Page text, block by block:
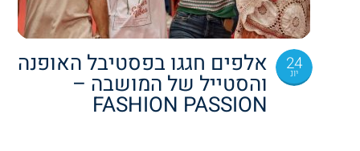
24
יונ אלפים חגגו בפסטיבל האופנה
והסטייל של המושבה –
FASHION PASSION